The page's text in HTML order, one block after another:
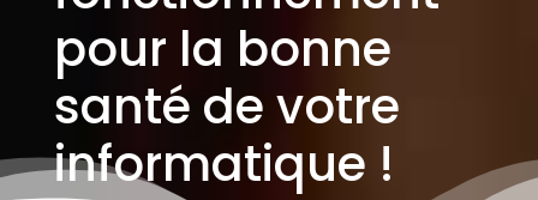
pour la bonne
santé de votre
informatique !